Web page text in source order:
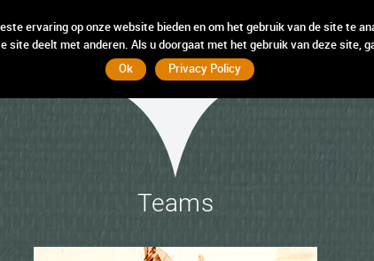
weten hebben wij
weten hebben wij
Teams
ervaring op onze website bieden en om het gebruik van de site te
site deelt met anderen. Als u doorgaat met het gebruik van deze site,
Ok
Privacy Policy